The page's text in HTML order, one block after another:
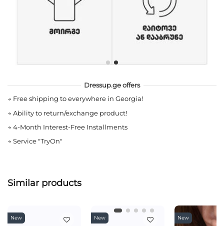
Dressup.ge offers
→ Free shipping to everywhere in Georgia!
→ Ability to return/exchange product!
→ 4-Month Interest-Free Installments
→ Service "TryOn"
Similar products
New New New